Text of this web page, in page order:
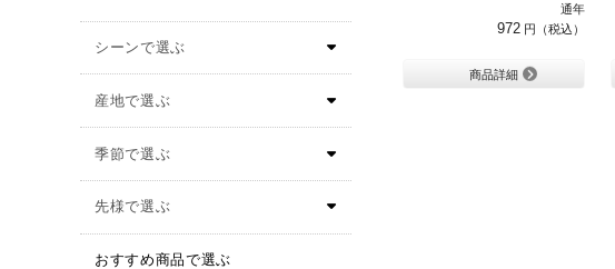
おすすめ商品で選ぶ
通年
972
商品詳細